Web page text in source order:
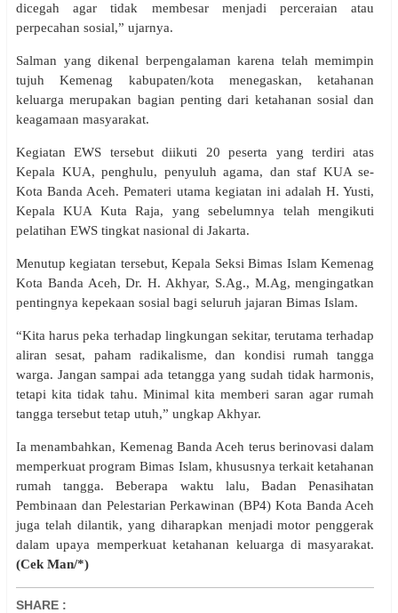
dicegah agar tidak membesar menjadi perceraian atau
perpecahan sosial,” ujarnya.
Salman yang dikenal berpengalaman karena telah memimpin
tujuh Kemenag kabupaten/kota menegaskan, ketahanan
keluarga merupakan bagian penting dari ketahanan sosial dan
keagamaan masyarakat.
Kegiatan EWS tersebut diikuti 20 peserta yang terdiri atas
Kepala KUA, penghulu, penyuluh agama, dan staf KUA se-
Kota Banda Aceh. Pemateri utama kegiatan ini adalah H. Yusti,
Kepala KUA Kuta Raja, yang sebelumnya telah mengikuti
pelatihan EWS tingkat nasional di Jakarta.
Menutup kegiatan tersebut, Kepala Seksi Bimas Islam Kemenag
Kota Banda Aceh, Dr. H. Akhyar, S.Ag., M.Ag, mengingatkan
pentingnya kepekaan sosial bagi seluruh jajaran Bimas Islam.
“Kita harus peka terhadap lingkungan sekitar, terutama terhadap
aliran sesat, paham radikalisme, dan kondisi rumah tangga
warga. Jangan sampai ada tetangga yang sudah tidak harmonis,
tetapi kita tidak tahu. Minimal kita memberi saran agar rumah
tangga tersebut tetap utuh,” ungkap Akhyar.
Ia menambahkan, Kemenag Banda Aceh terus berinovasi dalam
memperkuat program Bimas Islam, khususnya terkait ketahanan
rumah tangga. Beberapa waktu lalu, Badan Penasihatan
Pembinaan dan Pelestarian Perkawinan (BP4) Kota Banda Aceh
juga telah dilantik, yang diharapkan menjadi motor penggerak
dalam upaya memperkuat ketahanan keluarga di masyarakat.
(Cek Man/*)
SHARE :